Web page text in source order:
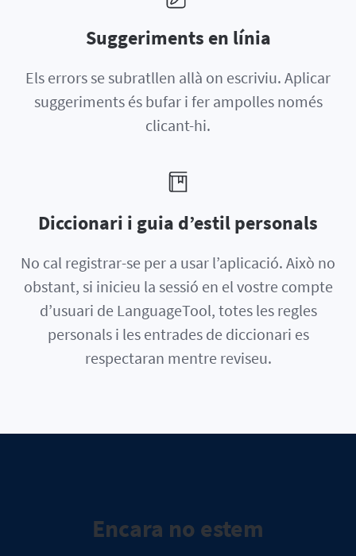
Suggeriments en línia
Els errors se subratllen allà on escriviu. Aplicar
suggeriments és bufar i fer ampolles només
clicant-hi.
Diccionari i guia d’estil personals
No cal registrar-se per a usar l’aplicació. Això no
obstant, si inicieu la sessió en el vostre compte
d’usuari de LanguageTool, totes les regles
personals i les entrades de diccionari es
respectaran mentre reviseu.
Encara no estem